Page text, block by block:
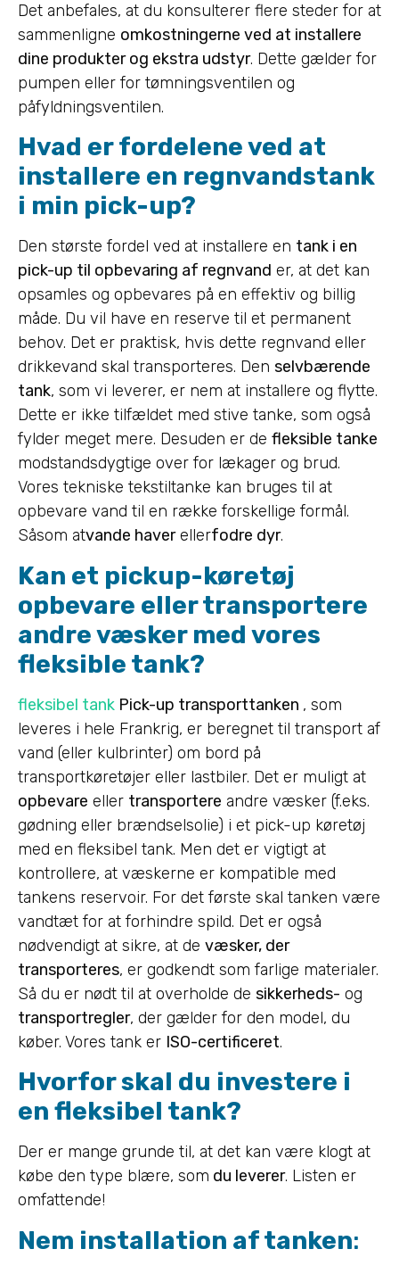
Det anbefales, at du konsulterer flere steder for at
sammenligne omkostningerne ved at installere
dine produkter og ekstra udstyr. Dette gælder for
pumpen eller for tømningsventilen og
påfyldningsventilen.
Hvad er fordelene ved at
installere en regnvandstank
i min pick-up?
Den største fordel ved at installere en tank i en
pick-up til opbevaring af regnvand er, at det kan
opsamles og opbevares på en effektiv og billig
måde. Du vil have en reserve til et permanent
behov. Det er praktisk, hvis dette regnvand eller
drikkevand skal transporteres. Den selvbærende
tank, som vi leverer, er nem at installere og flytte.
Dette er ikke tilfældet med stive tanke, som også
fylder meget mere. Desuden er de fleksible tanke
modstandsdygtige over for lækager og brud.
Vores tekniske tekstiltanke kan bruges til at
opbevare vand til en række forskellige formål.
Såsom atvande haverellerfodre dyr.
Kan et pickup-køretøj
opbevare eller transportere
andre væsker med vores
fleksible tank?
fleksibel tank Pick-up transporttanken , som
leveres i hele Frankrig, er beregnet til transport af
vand (eller kulbrinter) om bord på
transportkøretøjer eller lastbiler. Det er muligt at
opbevare eller transportere andre væsker (f.eks.
gødning eller brændselsolie) i et pick-up køretøj
med en fleksibel tank. Men det er vigtigt at
kontrollere, at væskerne er kompatible med
tankens reservoir. For det første skal tanken være
vandtæt for at forhindre spild. Det er også
nødvendigt at sikre, at de væsker, der
transporteres, er godkendt som farlige materialer.
Så du er nødt til at overholde de sikkerheds- og
transportregler, der gælder for den model, du
køber. Vores tank er ISO-certificeret.
Hvorfor skal du investere i
en fleksibel tank?
Der er mange grunde til, at det kan være klogt at
købe den type blære, som du leverer. Listen er
omfattende!
Nem installation af tanken: